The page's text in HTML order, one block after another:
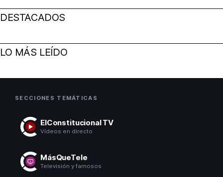
DESTACADOS
LO MÁS LEÍDO
SECCIONES TEMÁTICAS
ElConstitucional TV
Vídeos en directo
MásQueTele
Televisión y famosos